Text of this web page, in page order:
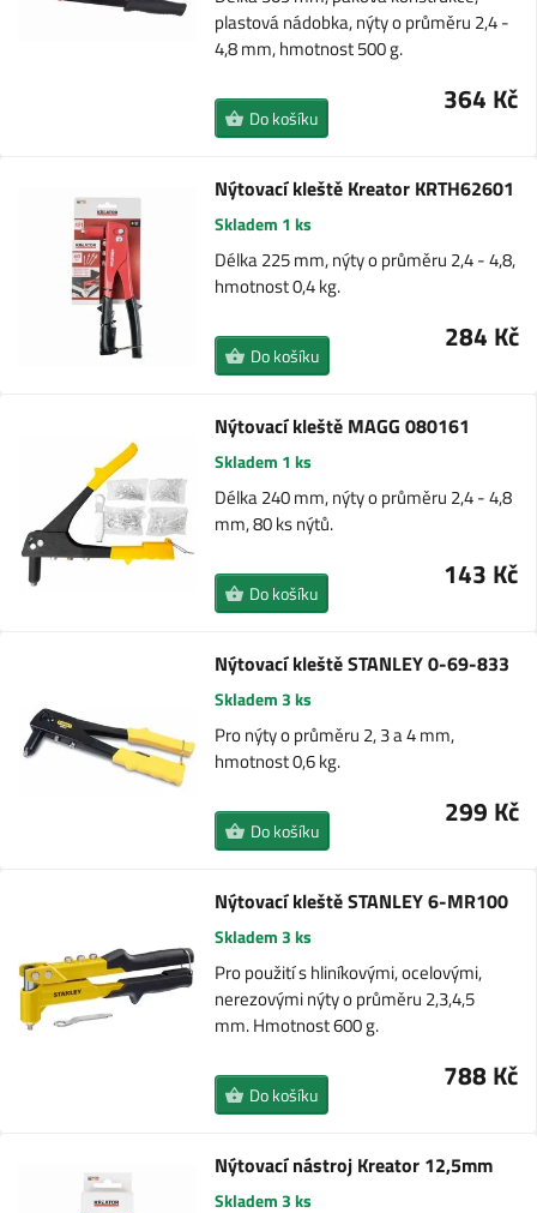
plastová nádobka, nýty o průměru 2,4 -
4,8 mm, hmotnost 500 g.
364 Kč
Do košíku
Nýtovací kleště Kreator KRTH62601
Skladem 1 ks
Délka 225 mm, nýty o průměru 2,4 - 4,8,
hmotnost 0,4 kg.
284 Kč
Do košíku
Nýtovací kleště MAGG 080161
Skladem 1 ks
Délka 240 mm, nýty o průměru 2,4 - 4,8
mm, 80 ks nýtů.
143 Kč
Do košíku
Nýtovací kleště STANLEY 0-69-833
Skladem 3 ks
Pro nýty o průměru 2, 3 a 4 mm,
hmotnost 0,6 kg.
299 Kč
Do košíku
Nýtovací kleště STANLEY 6-MR100
Skladem 3 ks
Pro použití s hliníkovými, ocelovými,
nerezovými nýty o průměru 2,3,4,5
mm. Hmotnost 600 g.
788 Kč
Do košíku
Nýtovací nástroj Kreator 12,5mm
Skladem 3 ks